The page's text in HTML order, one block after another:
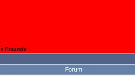
» Freunde
Forum